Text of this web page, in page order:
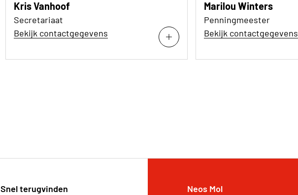
Kris Vanhoof
Secretariaat
Bekijk contactgegevens
Marilou Winters
Penningmeester
Bekijk contactgegevens
Snel terugvinden Neos Mol